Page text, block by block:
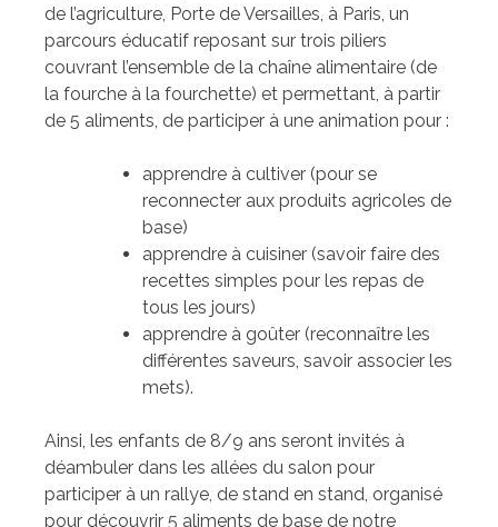
de l’agriculture, Porte de Versailles, à Paris, un
parcours éducatif reposant sur trois piliers
couvrant l’ensemble de la chaîne alimentaire (de
la fourche à la fourchette) et permettant, à partir
de 5 aliments, de participer à une animation pour :
apprendre à cultiver (pour se
reconnecter aux produits agricoles de
base)
apprendre à cuisiner (savoir faire des
recettes simples pour les repas de
tous les jours)
apprendre à goûter (reconnaître les
différentes saveurs, savoir associer les
mets).
Ainsi, les enfants de 8/9 ans seront invités à
déambuler dans les allées du salon pour
participer à un rallye, de stand en stand, organisé
pour découvrir 5 aliments de base de notre